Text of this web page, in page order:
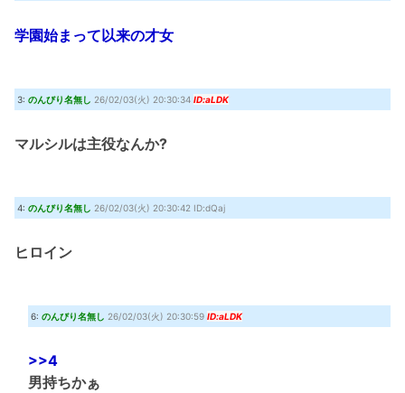
学園始まって以来の才女
3: のんびり名無し 26/02/03(火) 20:30:34 ID:aLDK
マルシルは主役なんか?
4: のんびり名無し 26/02/03(火) 20:30:42 ID:dQaj
ヒロイン
6: のんびり名無し 26/02/03(火) 20:30:59 ID:aLDK
>>4
男持ちかぁ